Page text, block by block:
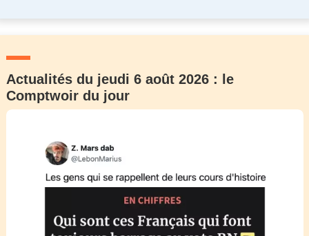
Actualités du jeudi 6 août 2026 : le
Comptwoir du jour